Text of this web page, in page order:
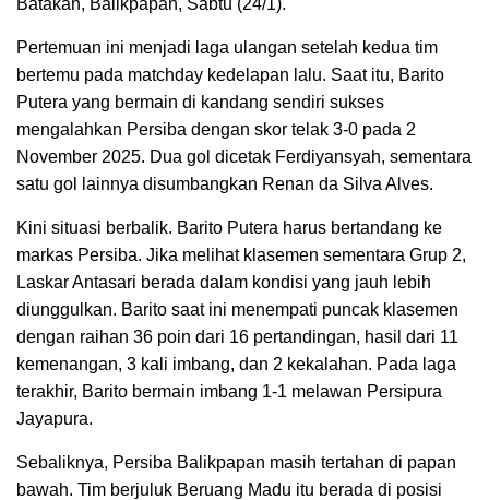
Pertemuan ini menjadi laga ulangan setelah kedua tim
bertemu pada matchday kedelapan lalu. Saat itu, Barito
Putera yang bermain di kandang sendiri sukses
mengalahkan Persiba dengan skor telak 3-0 pada 2
November 2025. Dua gol dicetak Ferdiyansyah, sementara
satu gol lainnya disumbangkan Renan da Silva Alves.
Kini situasi berbalik. Barito Putera harus bertandang ke
markas Persiba. Jika melihat klasemen sementara Grup 2,
Laskar Antasari berada dalam kondisi yang jauh lebih
diunggulkan. Barito saat ini menempati puncak klasemen
dengan raihan 36 poin dari 16 pertandingan, hasil dari 11
kemenangan, 3 kali imbang, dan 2 kekalahan. Pada laga
terakhir, Barito bermain imbang 1-1 melawan Persipura
Jayapura.
Sebaliknya, Persiba Balikpapan masih tertahan di papan
bawah. Tim berjuluk Beruang Madu itu berada di posisi